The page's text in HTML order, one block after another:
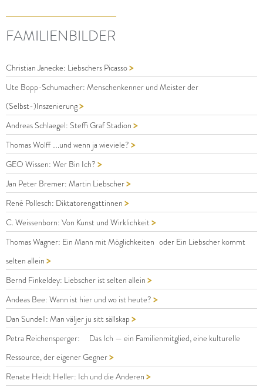
FAMILIENBILDER
Christian Janecke: Liebschers Picasso>
Ute Bopp-Schumacher: Menschenkenner und Meister der
(Selbst-)Inszenierung>
Andreas Schlaegel: Steffi Graf Stadion >
Thomas Wolff ….und wenn ja wieviele? >
GEO Wissen: Wer Bin Ich? >
Jan Peter Bremer: Martin Liebscher>
René Pollesch: Diktatorengattinnen >
C. Weissenborn: Von Kunst und Wirklichkeit >
Thomas Wagner: Ein Mann mit Möglichkeiten oder Ein Liebscher kommt
selten allein >
Bernd Finkeldey: Liebscher ist selten allein >
Andeas Bee: Wann ist hier und wo ist heute? >
Dan Sundell: Man väljer ju sitt sällskap >
Petra Reichensperger: Das Ich — ein Familienmitglied, eine kulturelle
Ressource, der eigener Gegner>
Renate Heidt Heller: Ich und die Anderen >